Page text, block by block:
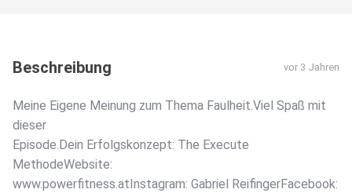
Beschreibung vor 3 Jahren
Meine Eigene Meinung zum Thema Faulheit.Viel Spaß mit
dieser
Episode.Dein Erfolgskonzept: The Execute
MethodeWebsite:
www.powerfitness.atInstagram: Gabriel ReifingerFacebook: